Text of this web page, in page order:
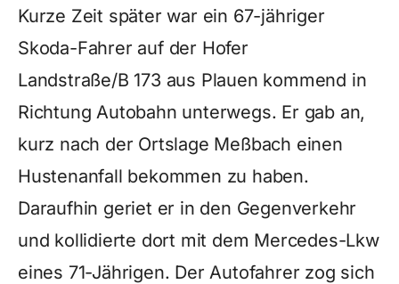
Kurze Zeit später war ein 67-jähriger
Skoda-Fahrer auf der Hofer
Landstraße/B 173 aus Plauen kommend in
Richtung Autobahn unterwegs. Er gab an,
kurz nach der Ortslage Meßbach einen
Hustenanfall bekommen zu haben.
Daraufhin geriet er in den Gegenverkehr
und kollidierte dort mit dem Mercedes-Lkw
eines 71-Jährigen. Der Autofahrer zog sich